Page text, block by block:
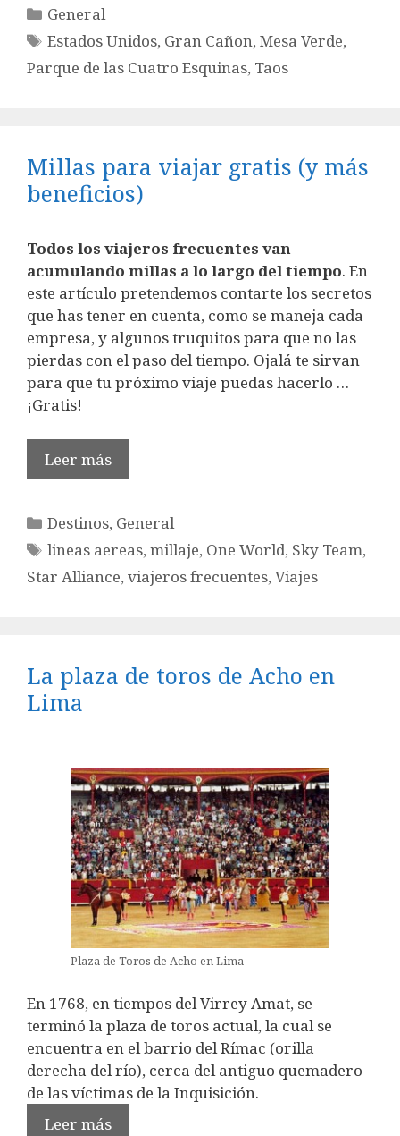
Categorías
General
Etiquetas
Estados Unidos, Gran Cañon,Mesa Verde,
Parque de las Cuatro Esquinas, Taos
Millas para viajar gratis (y más
beneficios)
Todos los viajeros frecuentes van
acumulando millas a lo largo del tiempo. En
este artículo pretendemos contarte los secretos
que has tener en cuenta, como se maneja cada
empresa, y algunos truquitos para que no las
pierdas con el paso del tiempo. Ojalá te sirvan
para que tu próximo viaje puedas hacerlo …
¡Gratis!
Leer más
Categorías
Destinos, General
Etiquetas
lineas aereas,millaje, One World, Sky Team,
Star Alliance, viajeros frecuentes, Viajes
La plaza de toros de Acho en
Lima
Plaza de Toros de Acho en Lima
En 1768, en tiempos del Virrey Amat, se
terminó la plaza de toros actual, la cual se
encuentra en el barrio del Rímac (orilla
derecha del río), cerca del antiguo quemadero
de las víctimas de la Inquisición.
Leer más